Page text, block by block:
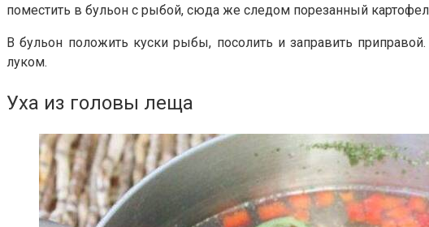
поместить в бульон с рыбой, сюда же следом порезанный
В бульон положить куски рыбы, посолить и заправить
луком.
Уха из головы леща